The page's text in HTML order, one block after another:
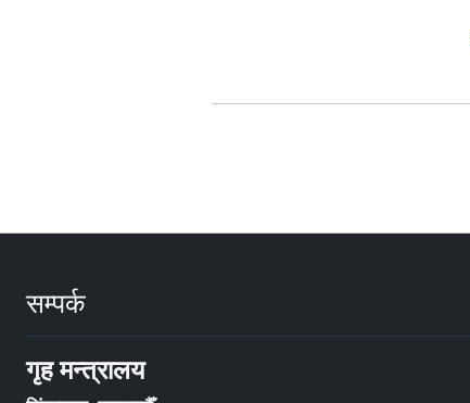
सम्पर्क
गृह मन्त्रालय